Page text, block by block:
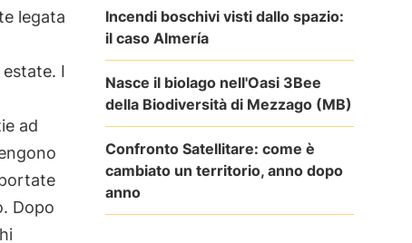
legata
I
ad
Dopo
Incendi boschivi visti dallo spazio:
il caso Almería
Nasce il biolago nell'Oasi 3Bee
della Biodiversità di Mezzago (MB)
Confronto Satellitare: come è
cambiato un territorio, anno dopo
anno